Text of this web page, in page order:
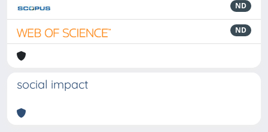
ND
ND
social impact